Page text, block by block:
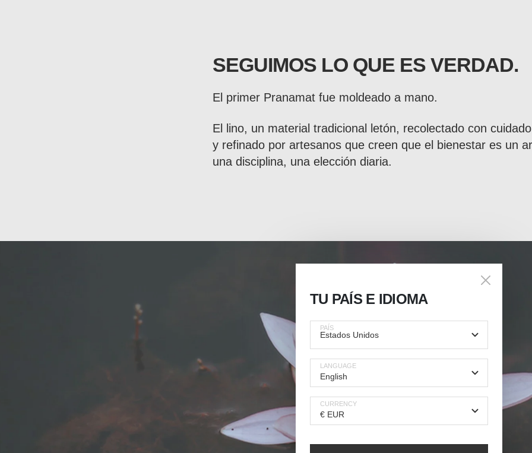
TU PAÍS E IDIOMA
PAÍS
LANGUAGE
CURRENCY
SEGUIMOS LO QUE ES VERDAD.
El primer Pranamat fue moldeado a mano.
El lino, un material tradicional letón, recolectado con
y refinado por artesanos que creen que el bienestar es un
una disciplina, una elección diaria.